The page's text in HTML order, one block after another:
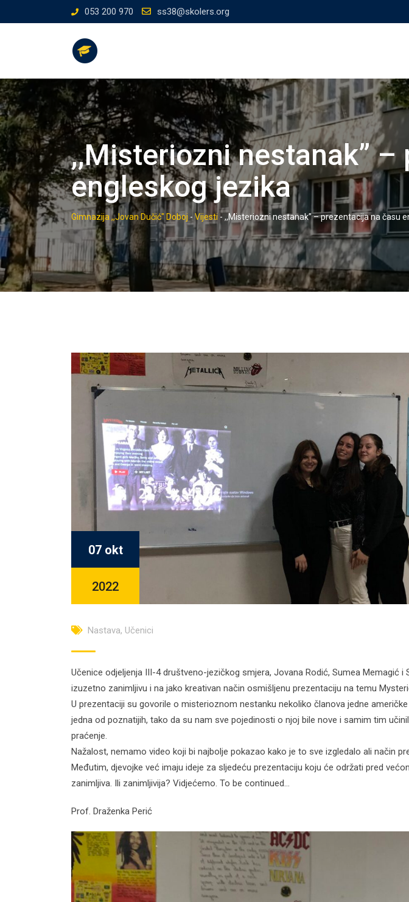
to
053 200 970 ss38@skolers.org
,,Misteriozni nestanak” –
engleskog jezika
Gimnazija ,,Jovan Dučić" Doboj -Vijesti - ,,Misteriozni nestanak” – prezentacija na času
07 okt
2022
Nastava, Učenici
Učenice odjeljenja III-4 društveno-jezičkog smjera, Jovana Rodić, Sumea Memagić i
izuzetno zanimljivu i na jako kreativan način osmišljenu prezentaciju na temu
U prezentaciji su govorile o misterioznom nestanku nekoliko članova jedne
jedna od poznatijih, tako da su nam sve pojedinosti o njoj bile nove i samim tim
praćenje.
Nažalost, nemamo video koji bi najbolje pokazao kako je to sve izgledalo ali način
Međutim, djevojke već imaju ideje za sljedeću prezentaciju koju će održati pred
zanimljiva. Ili zanimljivija? Vidjećemo. To be continued…
Prof. Draženka Perić